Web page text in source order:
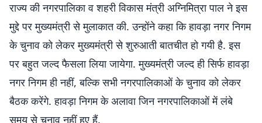
राज्य की नगरपालिका व शहरी विकास मंत्री अग्निमित्रा पाल ने इस
मुद्दे पर मुख्यमंत्री से मुलाकात की. उन्होंने कहा कि हावड़ा नगर निगम
के चुनाव को लेकर मुख्यमंत्री से शुरुआती बातचीत हो गयी है. इस
पर बहुत जल्द फैसला लिया जायेगा. मुख्यमंत्री जल्द ही सिर्फ हावड़ा
नगर निगम ही नहीं, बल्कि सभी नगरपालिकाओं के चुनाव को लेकर
बैठक करेंगे. हावड़ा निगम के अलावा जिन नगरपालिकाओं में लंबे
समय से चुनाव नहीं हुए हैं.